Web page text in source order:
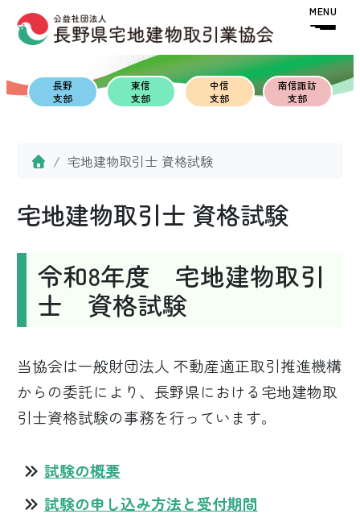
Skip to content
Skip to footer
長野
支部
東信
支部
中信
支部
南信諏訪
支部
Home宅地建物取引士 資格試験
宅地建物取引士 資格試験
令和8年度 宅地建物取引
士 資格試験
当協会は一般財団法人 不動産適正取引推進機構
からの委託により、長野県における宅地建物取
引士資格試験の事務を行っています。
試験の概要
試験の申し込み方法と受付期間
MENU